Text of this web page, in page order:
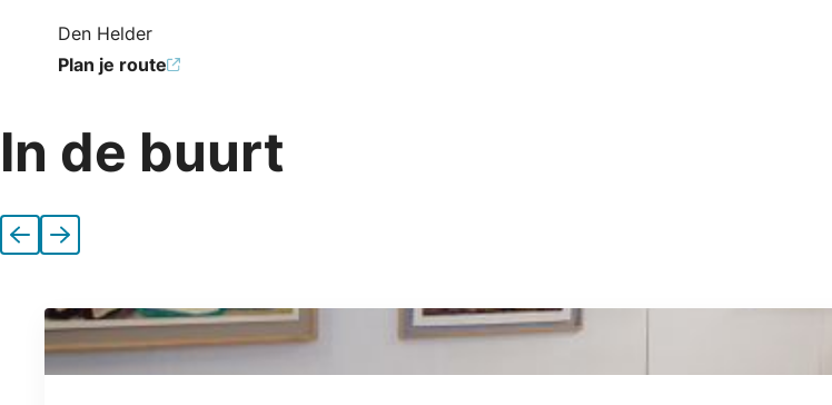
Den Helder
Plan je route
In de buurt
VorigeVolgende